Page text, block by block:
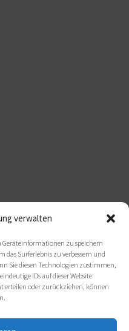
verwalten
Geräteinformationen zu speichern
Surferlebnis zu verbessern und
Sie diesen Technologien zustimmen,
IDs auf dieser Website
erteilen oder zurückziehen, können